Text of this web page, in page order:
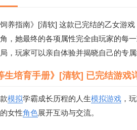
饲养指南》[清软] 这款已完结的乙女游
，她最终的各项属性完全由玩家的每
，玩家可以亲自体验并揭晓自己的专属
生培育手册》[清软] 已完结游戏
模拟学霸成长历程的人生模拟游戏 ，
女性角色展开互动与交流。